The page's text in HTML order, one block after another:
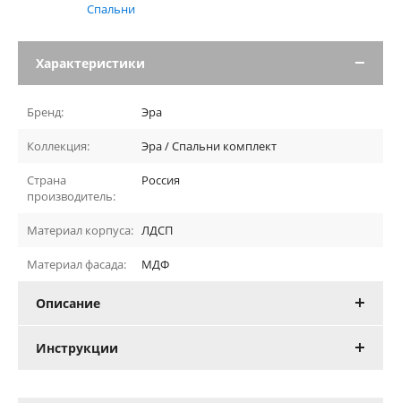
Спальни
Характеристики
Бренд: Эра
Коллекция: Эра / Спальни комплект
Страна
производитель:
Россия
Материал корпуса: ЛДСП
Материал фасада: МДФ
Описание
Инструкции